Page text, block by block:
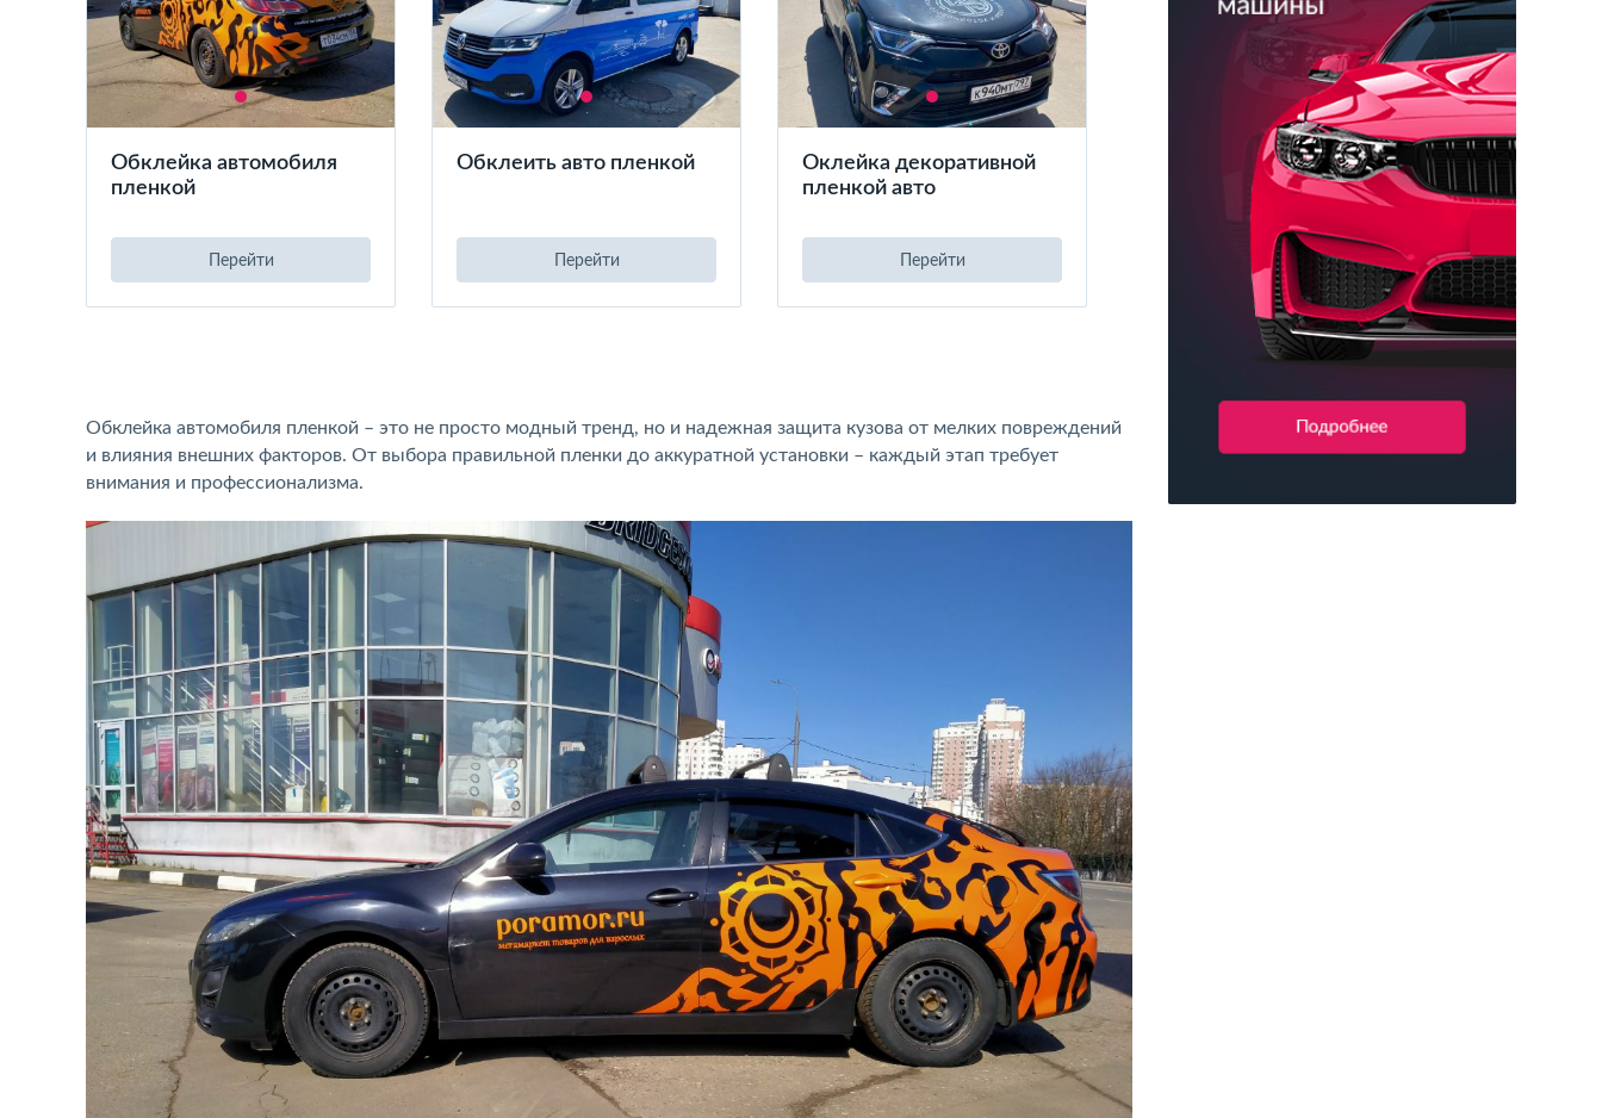
Обклейка автомобиля
пленкой
Перейти
Обклеить авто пленкой
Перейти
Оклейка декоративной
пленкой авто
Перейти
Обклейка автомобиля пленкой – это не просто модный тренд, но и надежная защита кузова от мелких повреждений
и влияния внешних факторов. От выбора правильной пленки до аккуратной установки – каждый этап требует
внимания и профессионализма.